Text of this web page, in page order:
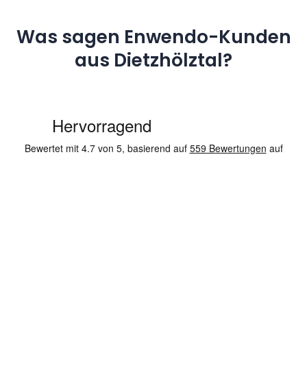
Was sagen Enwendo-Kunden
aus Dietzhölztal?